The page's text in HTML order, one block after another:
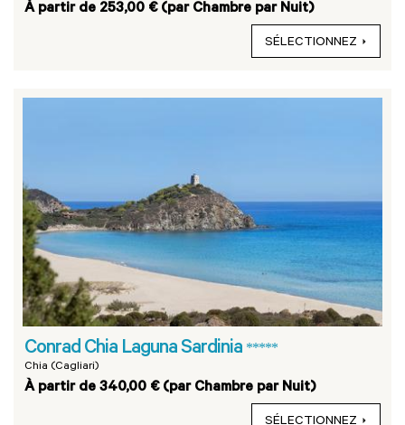
À partir de 253,00 € (par Chambre par Nuit)
SÉLECTIONNEZ
Conrad Chia Laguna Sardinia *****
Chia (Cagliari)
À partir de 340,00 € (par Chambre par Nuit)